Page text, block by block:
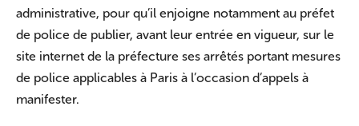
administrative, pour qu’il enjoigne notamment au préfet
de police de publier, avant leur entrée en vigueur, sur le
site internet de la préfecture ses arrêtés portant mesures
de police applicables à Paris à l’occasion d’appels à
manifester.